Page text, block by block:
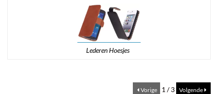
Lederen Hoesjes
Vorige 1 / 3 Volgende